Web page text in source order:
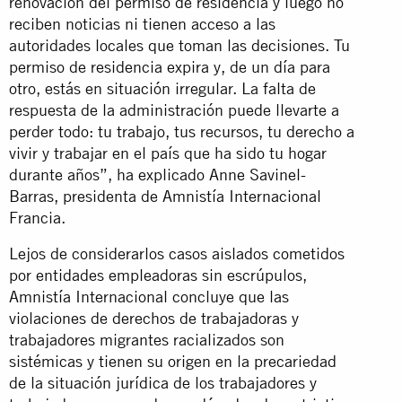
reciben noticias ni tienen acceso a las
autoridades locales que toman las decisiones. Tu
permiso de residencia expira y, de un día para
otro, estás en situación irregular. La falta de
respuesta de la administración puede llevarte a
perder todo: tu trabajo, tus recursos, tu derecho a
vivir y trabajar en el país que ha sido tu hogar
durante años”, ha explicado Anne Savinel-
Barras, presidenta de Amnistía Internacional
Francia.
Lejos de considerarlos casos aislados cometidos
por entidades empleadoras sin escrúpulos,
Amnistía Internacional concluye que las
violaciones de derechos de trabajadoras y
trabajadores migrantes racializados son
sistémicas y tienen su origen en la precariedad
de la situación jurídica de los trabajadores y